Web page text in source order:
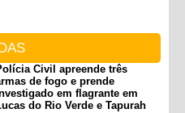
Civil apreende três
de fogo e prende
em flagrante em
do Rio Verde e Tapurah